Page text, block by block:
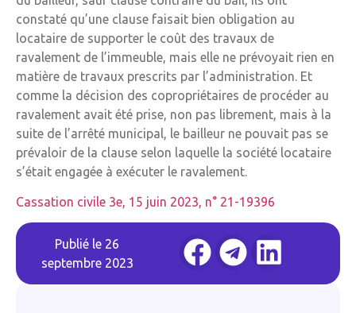
constaté qu’une clause faisait bien obligation au
locataire de supporter le coût des travaux de
ravalement de l’immeuble, mais elle ne prévoyait rien en
matière de travaux prescrits par l’administration. Et
comme la décision des copropriétaires de procéder au
ravalement avait été prise, non pas librement, mais à la
suite de l’arrêté municipal, le bailleur ne pouvait pas se
prévaloir de la clause selon laquelle la société locataire
s’était engagée à exécuter le ravalement.
Cassation civile 3e, 15 juin 2023, n° 21-19396
Publié le 26
septembre 2023